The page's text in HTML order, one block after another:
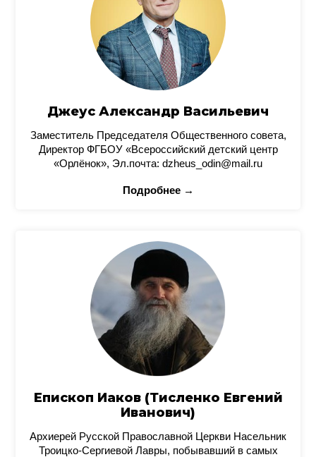
Джеус Александр Васильевич
Заместитель Председателя Общественного совета,
Директор ФГБОУ «Всероссийский детский центр
«Орлёнок», Эл.почта: dzheus_odin@mail.ru
Подробнее →
Епископ Иаков (Тисленко Евгений
Иванович)
Архиерей Русской Православной Церкви Насельник
Троицко-Сергиевой Лавры, побывавший в самых